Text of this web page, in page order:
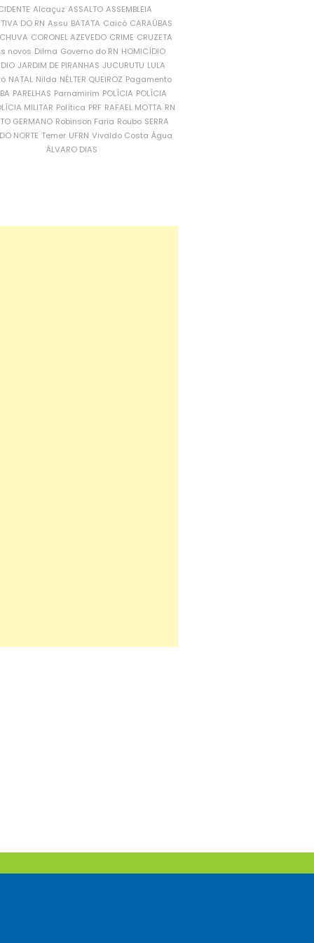
Alcaçuz ASSALTO ASSEMBLEIA
DO RN Assu BATATA Caicó CARAÚBAS
CORONEL AZEVEDO CRIME CRUZETA
novos Dilma Governo do RN HOMICÍDIO
JARDIM DE PIRANHAS JUCURUTU LULA
NATAL Nilda NÉLTER QUEIROZ Pagamento
PARELHAS Parnamirim POLÍCIA POLÍCIA
MILITAR Política PRF RAFAEL MOTTA RN
GERMANO Robinson Faria Roubo SERRA
NORTE Temer UFRN Vivaldo Costa Água
ÁLVARO DIAS